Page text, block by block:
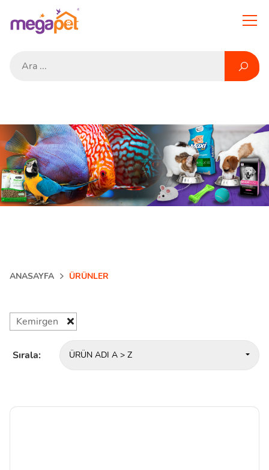
ANASAYFA ÜRÜNLER
Kemirgen
Sırala: ÜRÜN ADI A > Z